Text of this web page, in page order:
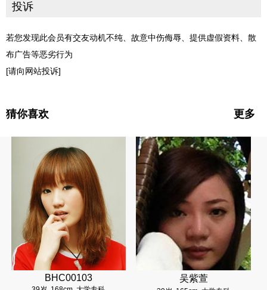
投诉
若您发现此会员有交友动机不纯、故意中伤侮辱、提供虚假资料、散
布广告等恶劣行为
[请向网站投诉]
猜你喜欢 更多
BHC00103 吴紫萱